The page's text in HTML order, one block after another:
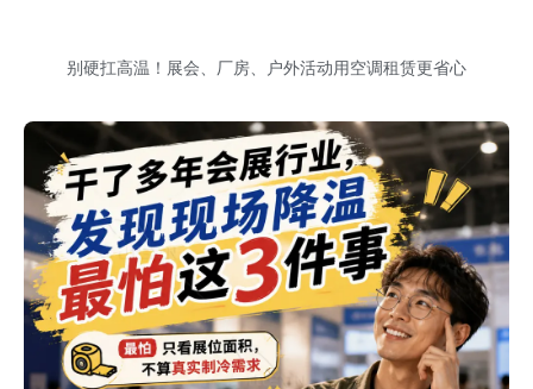
别硬扛高温！展会、厂房、户外活动用空调租赁更省心